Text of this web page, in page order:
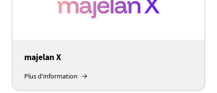
majelan X
Plus d'information